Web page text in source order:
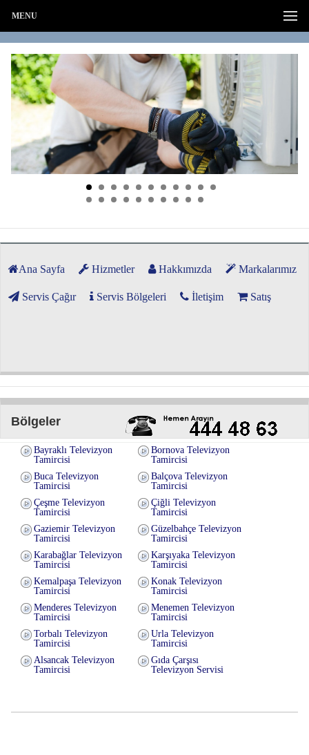
MENU
Ana Sayfa Hizmetler Hakkımızda Markalarımız
Servis Çağır Servis Bölgeleri İletişim Satış
Bölgeler
Bayraklı Televizyon
Tamircisi
Bornova Televizyon
Tamircisi
Buca Televizyon
Tamircisi
Balçova Televizyon
Tamircisi
Çeşme Televizyon
Tamircisi
Çiğli Televizyon
Tamircisi
Gaziemir Televizyon
Tamircisi
Güzelbahçe Televizyon
Tamircisi
Karabağlar Televizyon
Tamircisi
Karşıyaka Televizyon
Tamircisi
Kemalpaşa Televizyon
Tamircisi
Konak Televizyon
Tamircisi
Menderes Televizyon
Tamircisi
Menemen Televizyon
Tamircisi
Torbalı Televizyon
Tamircisi
Urla Televizyon
Tamircisi
Alsancak Televizyon
Tamircisi
Gıda Çarşısı
Televizyon Servisi